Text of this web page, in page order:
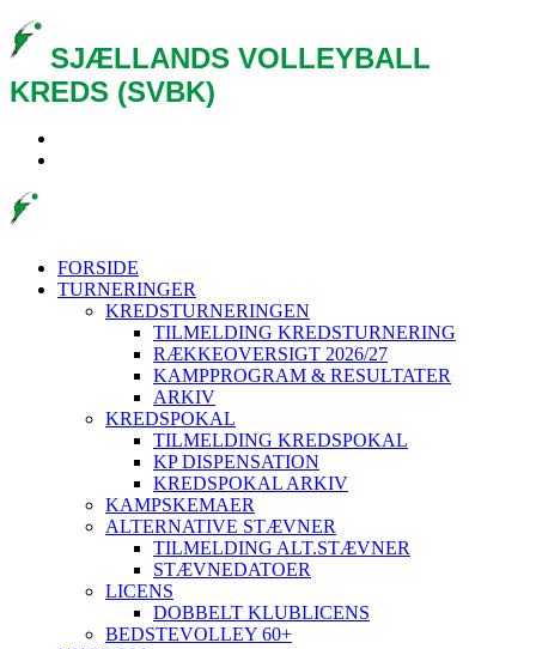
SJÆLLANDS VOLLEYBALL
KREDS (SVBK)
FORSIDE
TURNERINGER
KREDSTURNERINGEN
TILMELDING KREDSTURNERING
RÆKKEOVERSIGT 2026/27
KAMPPROGRAM & RESULTATER
ARKIV
KREDSPOKAL
TILMELDING KREDSPOKAL
KP DISPENSATION
KREDSPOKAL ARKIV
KAMPSKEMAER
ALTERNATIVE STÆVNER
TILMELDING ALT.STÆVNER
STÆVNEDATOER
LICENS
DOBBELT KLUBLICENS
BEDSTEVOLLEY 60+